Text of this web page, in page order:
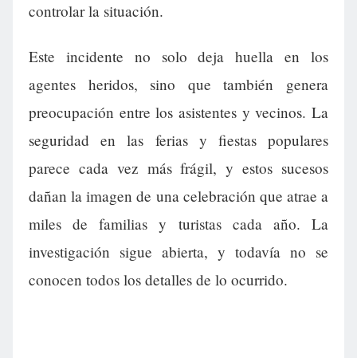
controlar la situación.
Este incidente no solo deja huella en los
agentes heridos, sino que también genera
preocupación entre los asistentes y vecinos. La
seguridad en las ferias y fiestas populares
parece cada vez más frágil, y estos sucesos
dañan la imagen de una celebración que atrae a
miles de familias y turistas cada año. La
investigación sigue abierta, y todavía no se
conocen todos los detalles de lo ocurrido.